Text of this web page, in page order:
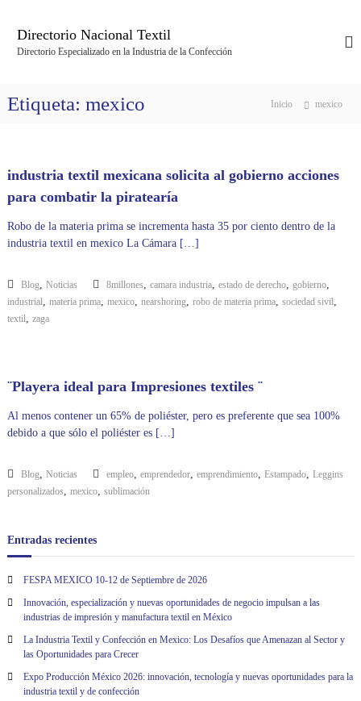
Directorio Nacional Textil
Directorio Especializado en la Industria de la Confección
Etiqueta: mexico Inicio mexico
industria textil mexicana solicita al gobierno acciones
para combatir la piratearía
Robo de la materia prima se incrementa hasta 35 por ciento dentro de la
industria textil en mexico La Cámara […]
Blog, Noticias 8millones, camara industria, estado de derecho, gobierno,
industrial, materia prima, mexico, nearshoring, robo de materia prima, sociedad sivil,
textil, zaga
¨Playera ideal para Impresiones textiles ¨
Al menos contener un 65% de poliéster, pero es preferente que sea 100%
debido a que sólo el poliéster es […]
Blog, Noticias empleo, emprendedor, emprendimiento, Estampado, Leggins
personalizados, mexico, sublimación
Entradas recientes
FESPA MEXICO 10-12 de Septiembre de 2026
Innovación, especialización y nuevas oportunidades de negocio impulsan a las
industrias de impresión y manufactura textil en México
La Industria Textil y Confección en Mexico: Los Desafíos que Amenazan al Sector y
las Oportunidades para Crecer
Expo Producción México 2026: innovación, tecnología y nuevas oportunidades para la
industria textil y de confección